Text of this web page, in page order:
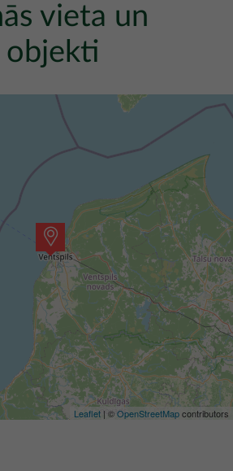
vieta un
objekti
Leaflet | ©OpenStreetMapcontributors